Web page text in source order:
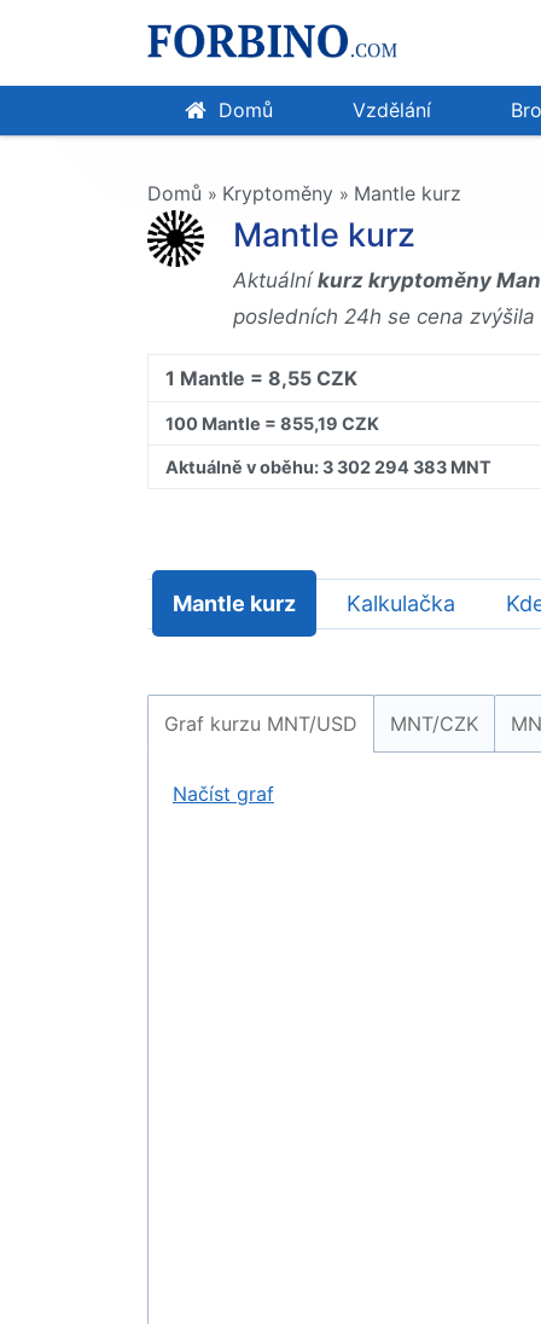
Domů Vzdělání
Domů » Kryptoměny » Mantle kurz
Mantle kurz
Aktuálníkurz kryptoměny
posledních 24h se cena zvýšila
1 Mantle = 8,55 CZK
100 Mantle = 855,19 CZK
Aktuálně v oběhu: 3 302 294 383 MNT
Mantle kurz Kalkulačka
Graf kurzu MNT/USD MNT/CZK
Načíst graf